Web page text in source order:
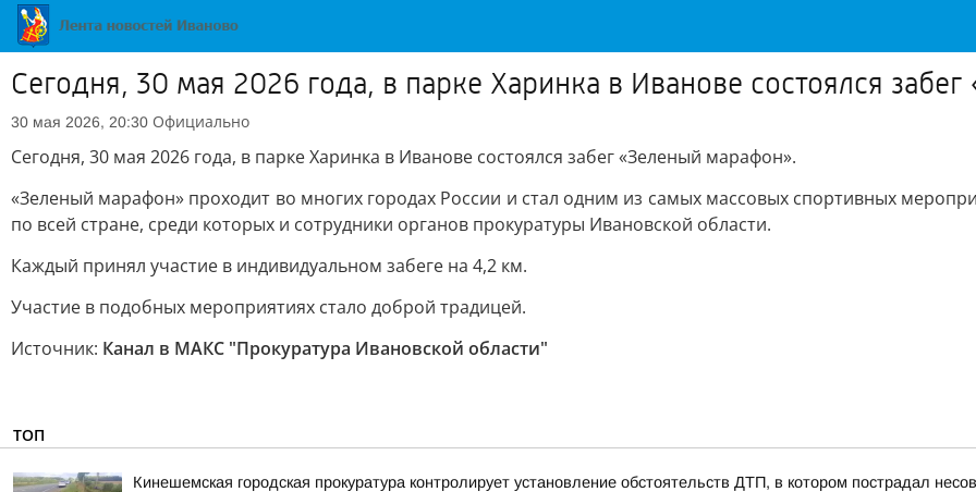
Сегодня, 30 мая 2026 года, в парке Харинка в Иванове состоялся
30 мая 2026, 20:30 Официально
Сегодня, 30 мая 2026 года, в парке Харинка в Иванове состоялся забег «Зеленый марафон».
«Зеленый марафон» проходит во многих городах России и стал одним из самых массовых спортивных
по всей стране, среди которых и сотрудники органов прокуратуры Ивановской области.
Каждый принял участие в индивидуальном забеге на 4,2 км.
Участие в подобных мероприятиях стало доброй традицей.
Источник: Канал в МАКС "Прокуратура Ивановской области"
ТОП
Кинешемская городская прокуратура контролирует установление обстоятельств ДТП, в котором пострадал